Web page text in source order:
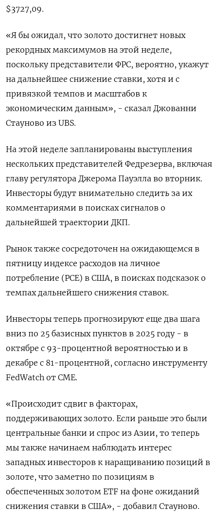
$3727,09.
«Я бы ожидал, что золото достигнет новых
рекордных максимумов на этой неделе,
поскольку представители ФРС, вероятно, укажут
на дальнейшее снижение ставки, хотя и с
привязкой темпов и масштабов к
экономическим данным», - сказал Джованни
Стауново из UBS.
На этой неделе запланированы выступления
нескольких представителей Федрезерва, включая
главу регулятора Джерома Пауэлла во вторник.
Инвесторы будут внимательно следить за их
комментариями в поисках сигналов о
дальнейшей траектории ДКП.
Рынок также сосредоточен на ожидающемся в
пятницу индексе расходов на личное
потребление (PCE) в США, в поисках подсказок о
темпах дальнейшего снижения ставок.
Инвесторы теперь прогнозируют еще два шага
вниз по 25 базисных пунктов в 2025 году - в
октябре с 93-процентной вероятностью и в
декабре с 81-процентной, согласно инструменту
FedWatch от CME.
«Происходит сдвиг в факторах,
поддерживающих золото. Если раньше это были
центральные банки и спрос из Азии, то теперь
мы также начинаем наблюдать интерес
западных инвесторов к наращиванию позиций в
золоте, что заметно по позициям в
обеспеченных золотом ETF на фоне ожиданий
снижения ставки в США», - добавил Стауново.